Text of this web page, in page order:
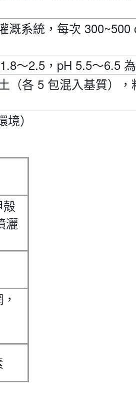
溉系統，每次 300~500
1.8～2.5 ， pH 5.5～6.5
（各 5 包混入基質），
）
殻
灑